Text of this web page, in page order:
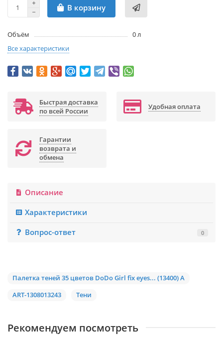
В корзину
Объём
0 л
Все характеристики
Быстрая доставка
по всей России
Удобная оплата
Гарантии
возврата и
обмена
Описание
Характеристики
Вопрос-ответ
0
Палетка теней 35 цветов DoDo Girl fix eyes... (13400) A
ART-1308013243
Тени
Рекомендуем посмотреть